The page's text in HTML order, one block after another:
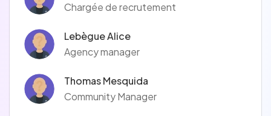
Chargée de recrutement
Lebègue Alice
Agency manager
Thomas Mesquida
Community Manager